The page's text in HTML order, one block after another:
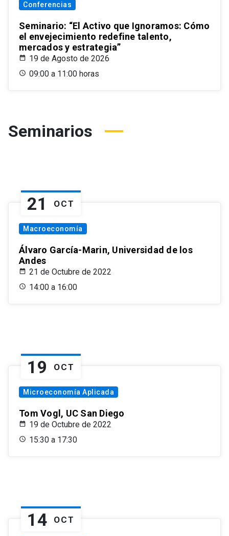
Conferencias
Seminario: “El Activo que Ignoramos: Cómo
el envejecimiento redefine talento,
mercados y estrategia”
19 de Agosto de 2026
09:00 a 11:00 horas
Seminarios
21 OCT
Macroeconomía
Álvaro García-Marin, Universidad de los
Andes
21 de Octubre de 2022
14:00 a 16:00
19 OCT
Microeconomía Aplicada
Tom Vogl, UC San Diego
19 de Octubre de 2022
15:30 a 17:30
14 OCT